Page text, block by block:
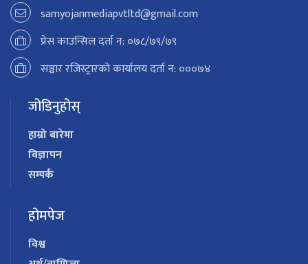
samyojanmediapvtltd@gmail.com
प्रेस काउन्सिल दर्ता न: ०७८/७९/७९
सञ्चार रजिस्ट्रारको कार्यालय दर्ता न: ०००७४
जोडिनुहोस्
हाम्रो बारेमा
विज्ञापन
सम्पर्क
होमपेज
विश्व